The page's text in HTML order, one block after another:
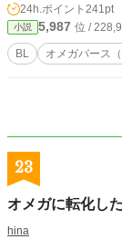
に奔放だが、番は持つつもりはな
ずつ結季のオメガとしての運命が
ガとガラスの靴』と同
です。） ※シリーズものになっていますが、どの物語から読んでも大丈夫で
24h.ポイント 241pt
小説 5,987 位 /
BL オメガバース
23
オメガに転化し
hina